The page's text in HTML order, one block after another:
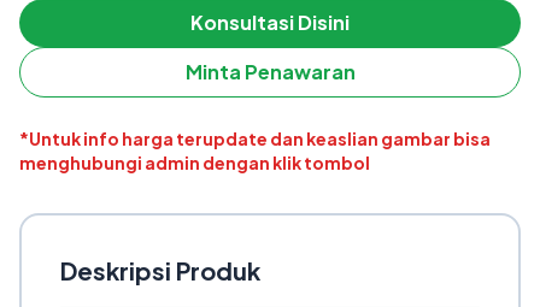
Konsultasi Disini
Minta Penawaran
*Untuk info harga terupdate dan keaslian gambar bisa
menghubungi admin dengan klik tombol
Deskripsi Produk